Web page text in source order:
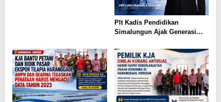
Plt Kadis Pendidikan
Simalungun Ajak Generasi
Pengabdian TNI AU di Hari
Bakti ke-79